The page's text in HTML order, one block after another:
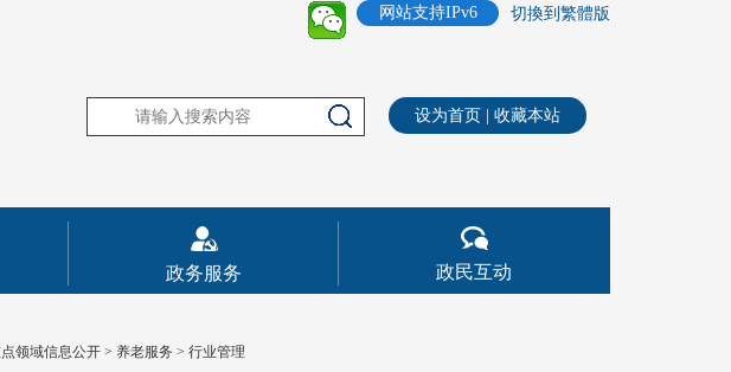
切換到繁體版
网站支持IPv6
设为首页 收藏本站
政务服务 政民互动
领域信息公开 > 养老服务 > 行业管理